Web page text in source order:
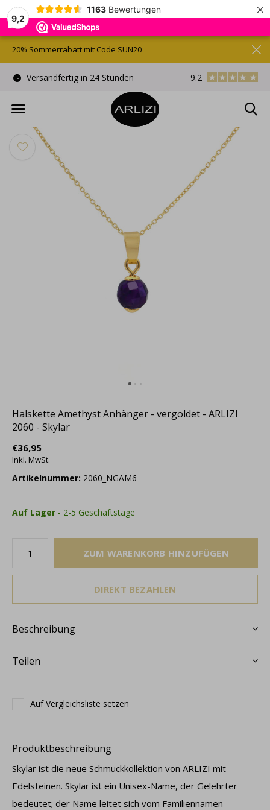
9,2
1163 Bewertungen ×
Versandfertig in 24 Stunden Kostenlose
9.2
20% Sommerrabatt mit Code SUN20
Halskette Amethyst Anhänger - vergoldet - ARLIZI
2060 - Skylar
€36,95
Inkl. MwSt.
Artikelnummer: 2060_NGAM6
Auf Lager - 2-5 Geschäftstage
ZUM WARENKORB HINZUFÜGEN
DIREKT BEZAHLEN
Beschreibung
Teilen
Auf Vergleichsliste setzen
Produktbeschreibung
Skylar ist die neue Schmuckkollektion von ARLIZI mit
Edelsteinen. Skylar ist ein Unisex-Name, der Gelehrter
bedeutet; der Name leitet sich vom Familiennamen